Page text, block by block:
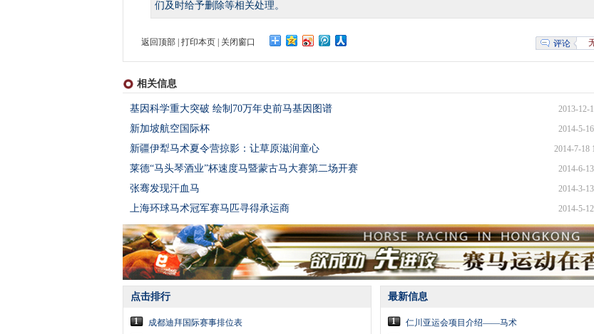
们及时给予删除等相关处理。
返回顶部 打印本页 关闭窗口 评论
相关信息
基因科学重大突破 绘制70万年史前马基因图谱 2013-12-
新加坡航空国际杯 2014-5-
新疆伊犁马术夏令营掠影：让草原滋润童心 2014-7-18
莱德“马头琴酒业”杯速度马暨蒙古马大赛第二场开赛 2014-6-
张骞发现汗血马 2014-3-
上海环球马术冠军赛马匹寻得承运商 2014-5-
点击排行
1
成都迪拜国际赛事排位表
最新信息
1
仁川亚运会项目介绍——马术